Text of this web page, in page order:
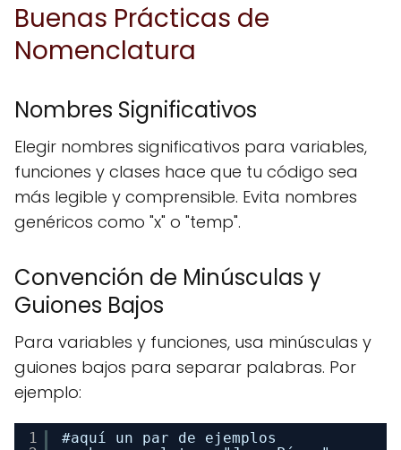
Buenas Prácticas de
Nomenclatura
Nombres Significativos
Elegir nombres significativos para variables,
funciones y clases hace que tu código sea
más legible y comprensible. Evita nombres
genéricos como "x" o "temp".
Convención de Minúsculas y
Guiones Bajos
Para variables y funciones, usa minúsculas y
guiones bajos para separar palabras. Por
ejemplo:
1
#aquí un par de ejemplos